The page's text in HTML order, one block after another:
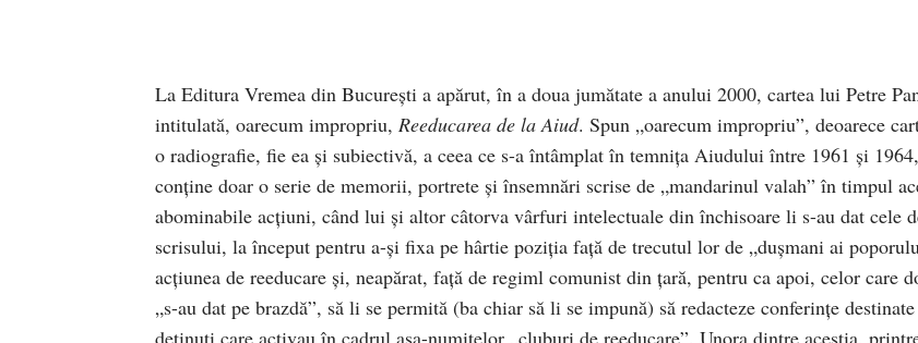
La Editura Vremea din Bucureşti a apărut, în a doua jumătate a anului 2000, cartea lui Petre
intitulată, oarecum impropriu, Reeducarea de la Aiud. Spun „oarecum impropriu”, deoarece
o radiografie, fie ea şi subiectivă, a ceea ce s-a întâmplat în temniţa Aiudului între 1961 şi
conţine doar o serie de memorii, portrete şi însemnări scrise de „mandarinul valah” în timpul
abominabile acţiuni, când lui şi altor câtorva vârfuri intelectuale din închisoare li s-au dat cele
scrisului, la început pentru a-şi fixa pe hârtie poziţia faţă de trecutul lor de „duşmani ai
acţiunea de reeducare şi, neapărat, faţă de regiml comunist din ţară, pentru ca apoi, celor care
„s-au dat pe brazdă”, să li se permită (ba chiar să li se impună) să redacteze conferinţe
deţinuţi care activau în cadrul aşa-numitelor „cluburi de reeducare”. Unora dintre aceştia,